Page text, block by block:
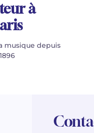
à
musique depuis
1896